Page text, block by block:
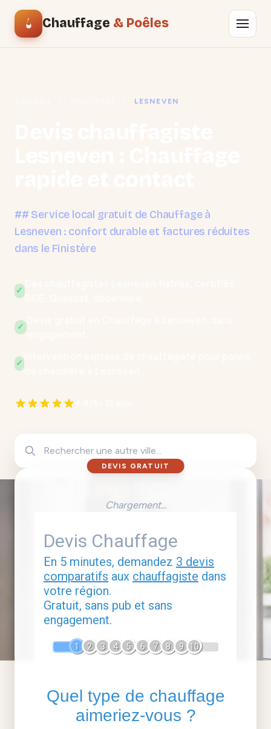
Chauffage & Poêles
LESNEVEN
## Service local gratuit de Chauffage à
Lesneven : confort durable et factures réduites
dans le Finistère
✓
RGE, Qualibat, décennale.
✓
✓
DEVIS GRATUIT
Chargement...
Devis Chauffage
En 5 minutes, demandez 3 devis
comparatifs aux chauffagiste dans
votre région.
Gratuit, sans pub et sans
engagement.
1 2 3 4 5 6 7 8 9 10
Quel type de chauffage
aimeriez-vous ?